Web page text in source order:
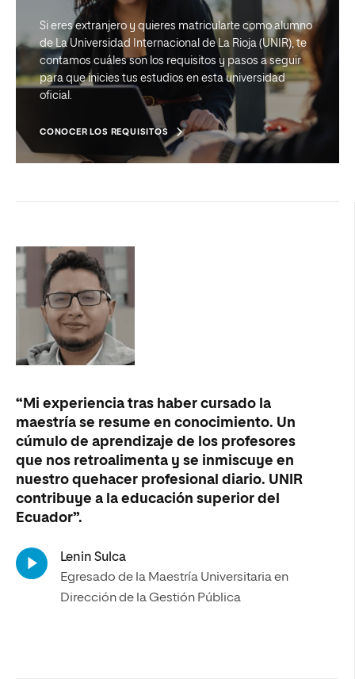
Si eres extranjero y quieres matricularte como alumno
de La Universidad Internacional de La Rioja (UNIR), te
contamos cuáles son los requisitos y pasos a seguir
para que inicies tus estudios en esta universidad
oficial.
CONOCER LOS REQUISITOS
“Mi experiencia tras haber cursado la
maestría se resume en conocimiento. Un
cúmulo de aprendizaje de los profesores
que nos retroalimenta y se inmiscuye en
nuestro quehacer profesional diario. UNIR
contribuye a la educación superior del
Ecuador”.
Lenin Sulca
Egresado de la Maestría Universitaria en
Dirección de la Gestión Pública